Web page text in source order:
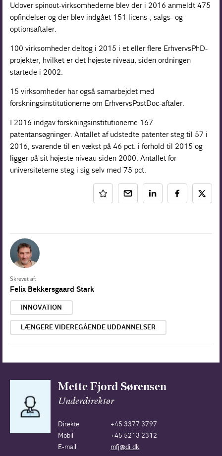
Udover spinout-virksomhederne blev der i 2016 anmeldt 475
opfindelser og der blev indgået 151 licens-, salgs- og
optionsaftaler.
100 virksomheder deltog i 2015 i et eller flere ErhvervsPhD-
projekter, hvilket er det højeste niveau, siden ordningen
startede i 2002.
15 virksomheder har også samarbejdet med
forskningsinstitutionerne om ErhvervsPostDoc-aftaler.
I 2016 indgav forskningsinstitutionerne 167
patentansøgninger. Antallet af udstedte patenter steg til 57 i
2016, svarende til en vækst på 46 pct. i forhold til 2015 og
ligger på sit højeste niveau siden 2000. Antallet for
universiteterne steg i sig selv med 75 pct.
Skrevet af:
Felix Bekkersgaard Stark
INNOVATION
LÆNGERE VIDEREGÅENDE UDDANNELSER
Mette Fjord Sørensen
Underdirektør
Direkte
+45 3377 3797
Mobil
+45 5213 2312
E-mail
mfj@di.dk